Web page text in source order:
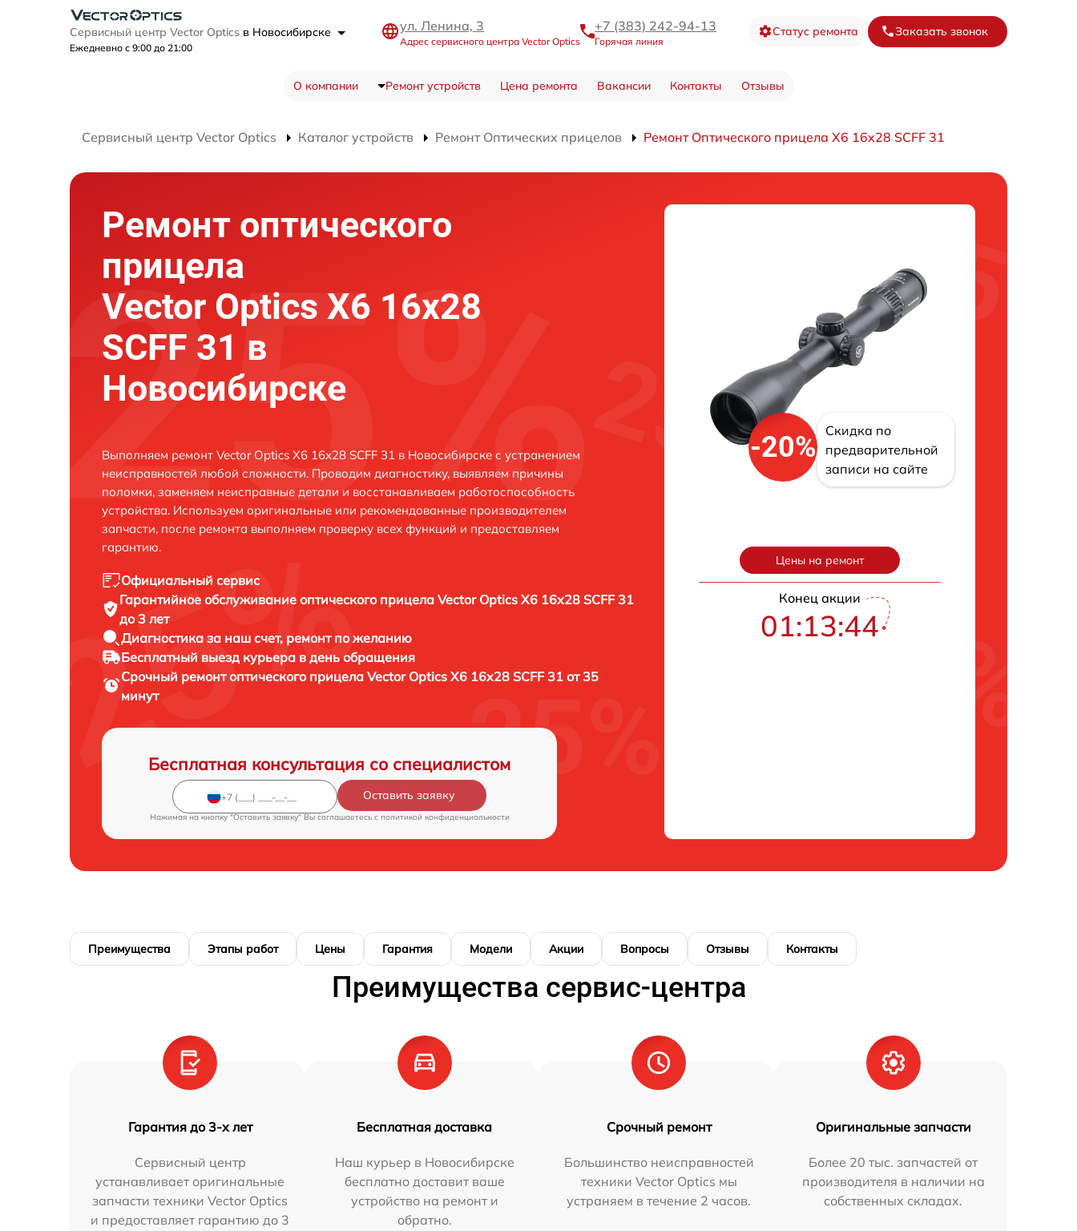
Сервисный центр Vector Optics в Новосибирске
Ежедневно с 9:00 до 21:00
ул. Ленина, 3
Адрес сервисного центра Vector Optics
+7 (383) 242-94-13
Горячая линия
Статус ремонта Заказать звонок
О компании Ремонт устройств Цена ремонта Вакансии Контакты Отзывы
Сервисный центр Vector Optics Каталог устройств Ремонт Оптических прицелов Ремонт Оптического прицела X6 16x28 SCFF 31
Ремонт оптического
прицела
Vector Optics X6 16x28
SCFF 31 в
Новосибирске
Выполняем ремонт Vector Optics X6 16x28 SCFF 31 в Новосибирске с устранением
неисправностей любой сложности. Проводим диагностику, выявляем причины
поломки, заменяем неисправные детали и восстанавливаем работоспособность
устройства. Используем оригинальные или рекомендованные производителем
запчасти, после ремонта выполняем проверку всех функций и предоставляем
гарантию.
Официальный сервис
Гарантийное обслуживание оптического прицела Vector Optics X6 16x28 SCFF 31
до 3 лет
Диагностика за наш счет, ремонт по желанию
Бесплатный выезд курьера в день обращения
Срочный ремонтоптического прицела Vector Optics X6 16x28 SCFF 31 от 35
минут
Бесплатная консультация со специалистом
Оставить заявку
Нажимая на кнопку "Оставить заявку" Вы соглашаетесь c политикой конфиденциальности
-20%
Скидка по
предварительной
записи на сайте
Цены на ремонт
Конец акции
01:13:43
Преимущества Этапы работ Цены Гарантия Модели Акции Вопросы Отзывы Контакты
Преимущества сервис-центра
Гарантия до 3-х лет
Сервисный центр
устанавливает оригинальные
запчасти техники Vector Optics
и предоставляет гарантию до 3
Бесплатная доставка
Наш курьер в Новосибирске
бесплатно доставит ваше
устройство на ремонт и
обратно.
Срочный ремонт
Большинство неисправностей
техники Vector Optics мы
устраняем в течение 2 часов.
Оригинальные запчасти
Более 20 тыс. запчастей от
производителя в наличии на
собственных складах.